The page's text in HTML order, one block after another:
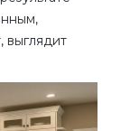
выглядит